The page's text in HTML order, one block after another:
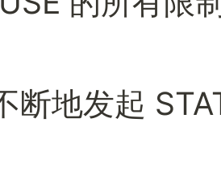
断地发起